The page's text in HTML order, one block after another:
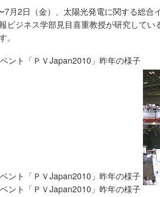
7月2日（金）、太陽光発電に関する総
ビジネス学部見目喜重教授が研究して
。